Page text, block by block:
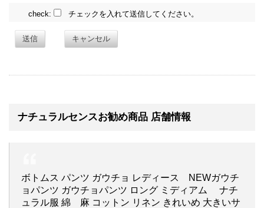
check: チェックを入れて送信してください。
送信 キャンセル
ナチュラルセンスお勧め商品 店舗情報
ボトムス パンツ ガウチョ レディース NEWガウチ
ョパンツ ガウチョパンツ ロング ミディアム ナチ
ュラル服 綿 麻 コットン リネン きれいめ 大きいサ